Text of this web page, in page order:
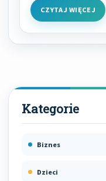
CZYTAJ WIĘCEJ
Biznes
Dzieci